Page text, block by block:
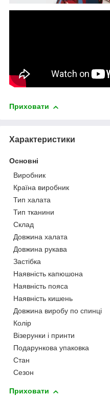
Приховати
Характеристики
Основні
Виробник
Країна виробник
Тип халата
Тип тканини
Склад
Довжина халата
Довжина рукава
Застібка
Наявність капюшона
Наявність пояса
Наявність кишень
Довжина виробу по спинці
Колір
Візерунки і принти
Подарункова упаковка
Стан
Сезон
Приховати